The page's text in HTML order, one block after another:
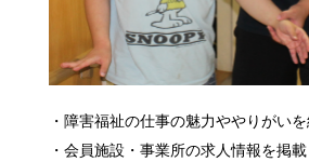
・障害福祉の仕事の魅力ややりがいを
・会員施設・事業所の求人情報を掲載